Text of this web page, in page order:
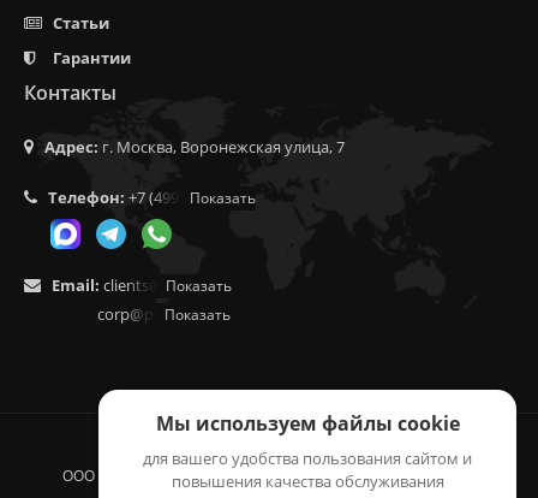
Статьи
Гарантии
Контакты
Адрес: г. Москва, Воронежская улица, 7
Телефон: +7 (499) 350-55-05
Показать
Email: clients@f9.market
Показать
corp@phoenix9.ru
Показать
ООО "ЛОГИСТИКА", 2014 - 2026 © ВСЕ ПРАВА ЗАЩИЩЕНЫ.
Мы используем файлы cookie
для вашего удобства пользования сайтом и
повышения качества обслуживания